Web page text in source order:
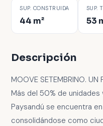
SUP. CONSTRUIDA
44 m²
SUP.
53
Descripción
MOOVE SETEMBRINO. UN
Más del 50% de unidades
Paysandú se encuentra
consolidándose como